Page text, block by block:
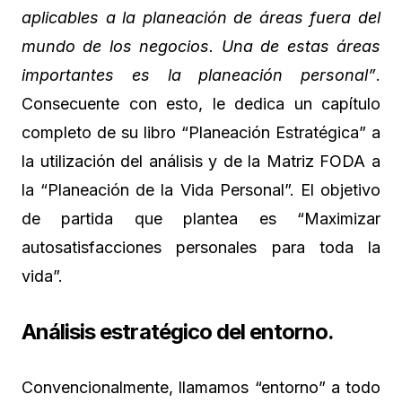
aplicables a la planeación de áreas fuera del
mundo de los negocios. Una de estas áreas
importantes es la planeación personal”.
Consecuente con esto, le dedica un capítulo
completo de su libro “Planeación Estratégica” a
la utilización del análisis y de la Matriz FODA a
la “Planeación de la Vida Personal”. El objetivo
de partida que plantea es “Maximizar
autosatisfacciones personales para toda la
vida”.
Análisis estratégico del entorno.
Convencionalmente, llamamos “entorno” a todo